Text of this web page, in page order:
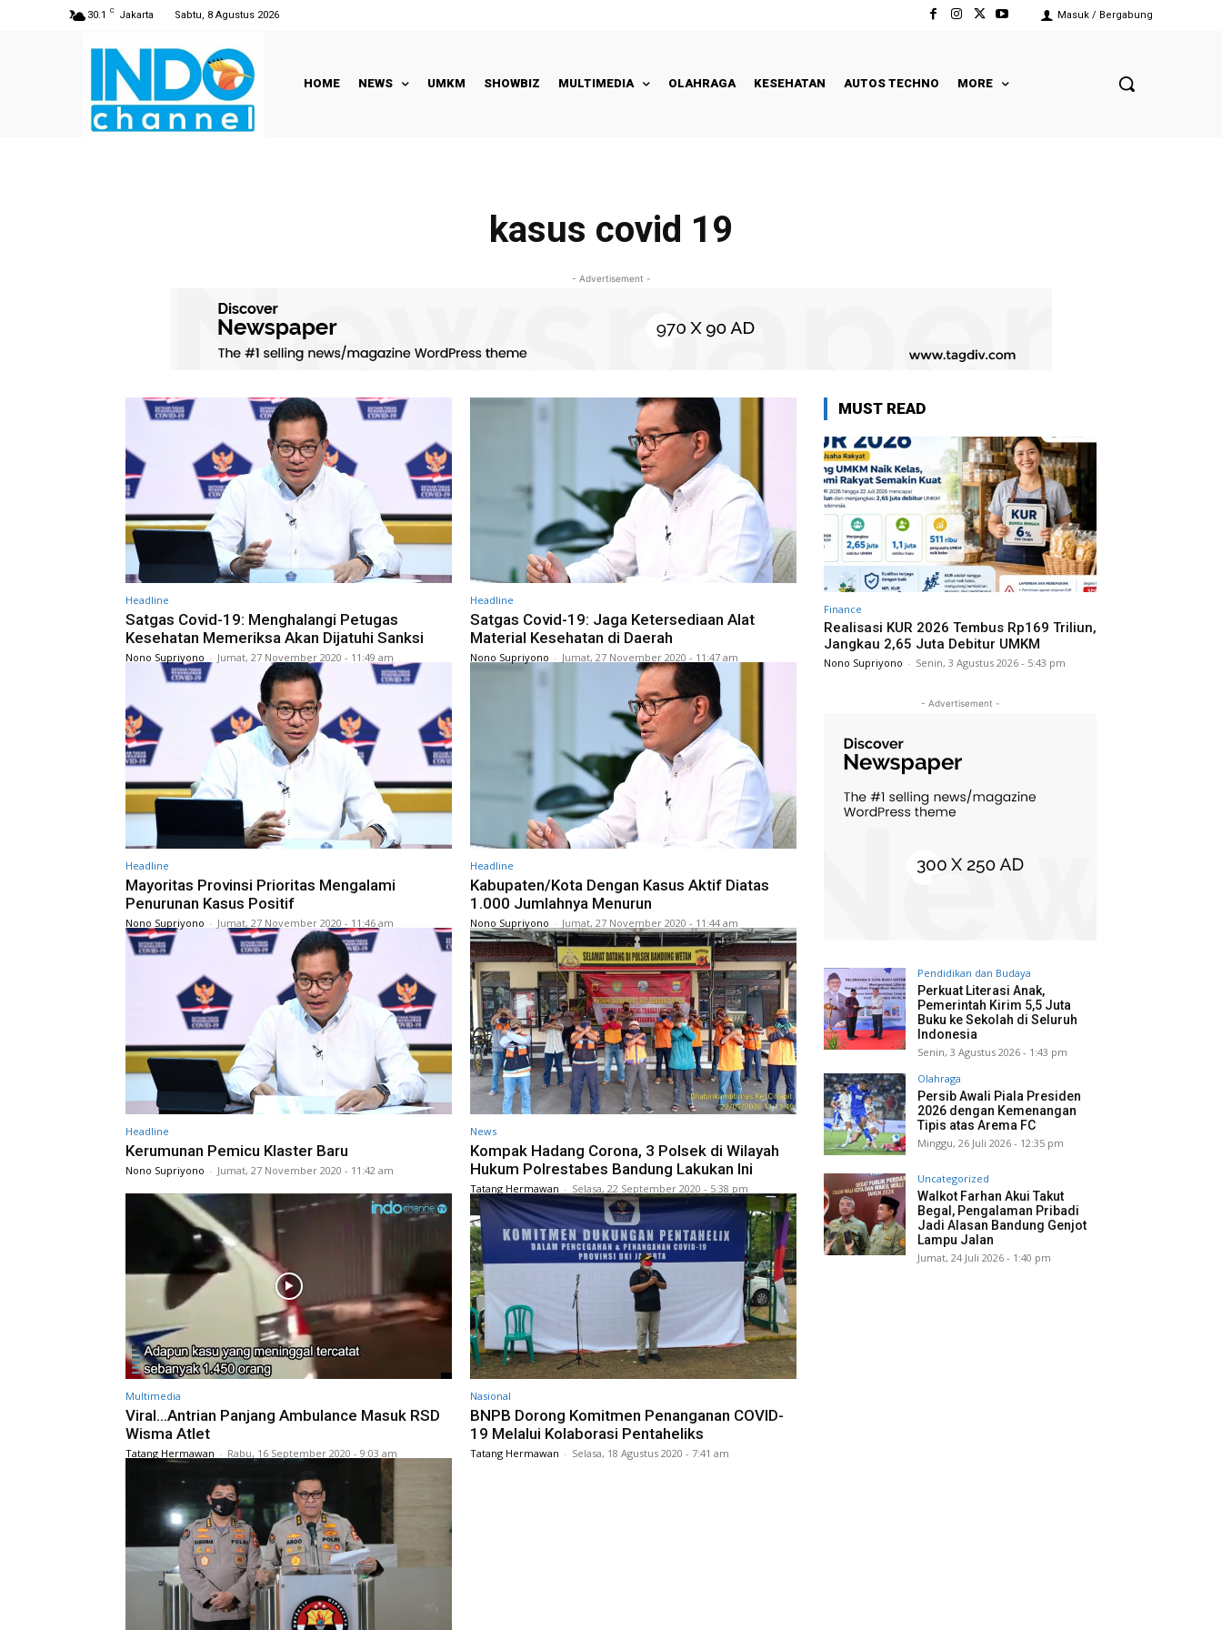
30.1 C Jakarta Sabtu, 8 Agustus 2026 Masuk / Bergabung
HOME NEWS UMKM SHOWBIZ MULTIMEDIA OLAHRAGA KESEHATAN AUTOS TECHNO MORE
kasus covid 19
- Advertisement -
Headline
Satgas Covid-19: Menghalangi Petugas
Kesehatan Memeriksa Akan Dijatuhi Sanksi
Nono Supriyono - Jumat, 27 November 2020 - 11:49 am
Headline
Satgas Covid-19: Jaga Ketersediaan Alat
Material Kesehatan di Daerah
Nono Supriyono - Jumat, 27 November 2020 - 11:47 am
Headline
Mayoritas Provinsi Prioritas Mengalami
Penurunan Kasus Positif
Nono Supriyono - Jumat, 27 November 2020 - 11:46 am
Headline
Kabupaten/Kota Dengan Kasus Aktif Diatas
1.000 Jumlahnya Menurun
Nono Supriyono - Jumat, 27 November 2020 - 11:44 am
Headline
Kerumunan Pemicu Klaster Baru
Nono Supriyono - Jumat, 27 November 2020 - 11:42 am
News
Kompak Hadang Corona, 3 Polsek di Wilayah
Hukum Polrestabes Bandung Lakukan Ini
Tatang Hermawan - Selasa, 22 September 2020 - 5:38 pm
Multimedia
Viral…Antrian Panjang Ambulance Masuk RSD
Wisma Atlet
Tatang Hermawan - Rabu, 16 September 2020 - 9:03 am
Nasional
BNPB Dorong Komitmen Penanganan COVID-
19 Melalui Kolaborasi Pentaheliks
Tatang Hermawan - Selasa, 18 Agustus 2020 - 7:41 am
MUST READ
Finance
Realisasi KUR 2026 Tembus Rp169 Triliun,
Jangkau 2,65 Juta Debitur UMKM
Nono Supriyono - Senin, 3 Agustus 2026 - 5:43 pm
- Advertisement -
Pendidikan dan Budaya
Perkuat Literasi Anak,
Pemerintah Kirim 5,5 Juta
Buku ke Sekolah di Seluruh
Indonesia
Senin, 3 Agustus 2026 - 1:43 pm
Olahraga
Persib Awali Piala Presiden
2026 dengan Kemenangan
Tipis atas Arema FC
Minggu, 26 Juli 2026 - 12:35 pm
Uncategorized
Walkot Farhan Akui Takut
Begal, Pengalaman Pribadi
Jadi Alasan Bandung Genjot
Lampu Jalan
Jumat, 24 Juli 2026 - 1:40 pm